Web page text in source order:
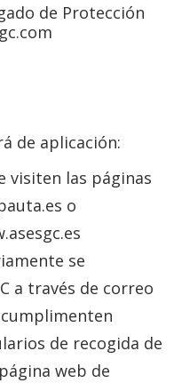
de Protección
de aplicación:
visiten las páginas
o
se
a través de correo
de recogida de
web de